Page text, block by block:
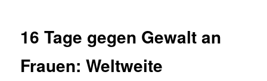
16 Tage gegen Gewalt an
Frauen: Weltweite